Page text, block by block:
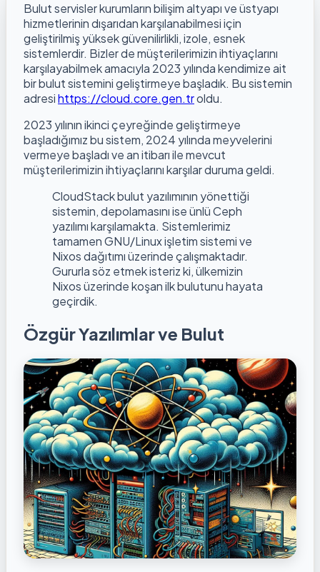
Bulut servisler kurumların bilişim altyapı ve üstyapı
hizmetlerinin dışarıdan karşılanabilmesi için
geliştirilmiş yüksek güvenilirlikli, izole, esnek
sistemlerdir. Bizler de müşterilerimizin ihtiyaçlarını
karşılayabilmek amacıyla 2023 yılında kendimize ait
bir bulut sistemini geliştirmeye başladık. Bu sistemin
adresihttps://cloud.core.gen.troldu.
2023 yılının ikinci çeyreğinde geliştirmeye
başladığımız bu sistem, 2024 yılında meyvelerini
vermeye başladı ve an itibarı ile mevcut
müşterilerimizin ihtiyaçlarını karşılar duruma geldi.
CloudStack bulut yazılımının yönettiği
sistemin, depolamasını ise ünlü Ceph
yazılımı karşılamakta. Sistemlerimiz
tamamen GNU/Linux işletim sistemi ve
Nixos dağıtımı üzerinde çalışmaktadır.
Gururla söz etmek isteriz ki, ülkemizin
Nixos üzerinde koşan ilk bulutunu hayata
geçirdik.
Özgür Yazılımlar ve Bulut